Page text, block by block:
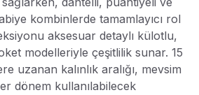
kombinlerde tamamlayıcı rol
aksesuar detaylı külotlu,
modelleriyle çeşitlilik sunar. 15
uzanan kalınlık aralığı, mevsim
dönem kullanılabilecek